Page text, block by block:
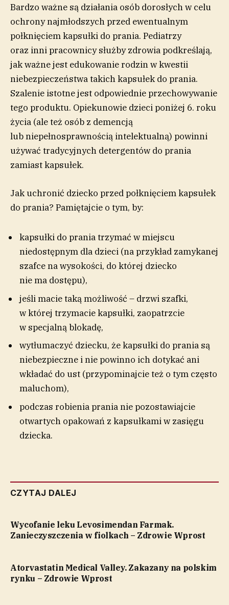
Bardzo ważne są działania osób dorosłych w celu
ochrony najmłodszych przed ewentualnym
połknięciem kapsułki do prania. Pediatrzy
oraz inni pracownicy służby zdrowia podkreślają,
jak ważne jest edukowanie rodzin w kwestii
niebezpieczeństwa takich kapsułek do prania.
Szalenie istotne jest odpowiednie przechowywanie
tego produktu. Opiekunowie dzieci poniżej 6. roku
życia (ale też osób z demencją
lub niepełnosprawnością intelektualną) powinni
używać tradycyjnych detergentów do prania
zamiast kapsułek.
Jak uchronić dziecko przed połknięciem kapsułek
do prania? Pamiętajcie o tym, by:
kapsułki do prania trzymać w miejscu
niedostępnym dla dzieci (na przykład zamykanej
szafce na wysokości, do której dziecko
nie ma dostępu),
jeśli macie taką możliwość – drzwi szafki,
w której trzymacie kapsułki, zaopatrzcie
w specjalną blokadę,
wytłumaczyć dziecku, że kapsułki do prania są
niebezpieczne i nie powinno ich dotykać ani
wkładać do ust (przypominajcie też o tym często
maluchom),
podczas robienia prania nie pozostawiajcie
otwartych opakowań z kapsułkami w zasięgu
dziecka.
CZYTAJ DALEJ
Wycofanie leku Levosimendan Farmak.
Zanieczyszczenia w fiolkach – Zdrowie Wprost
Atorvastatin Medical Valley. Zakazany na polskim
rynku – Zdrowie Wprost